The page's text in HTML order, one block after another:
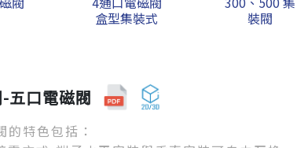
盒型集裝式
裝閥
五口電磁閥
的特色包括：